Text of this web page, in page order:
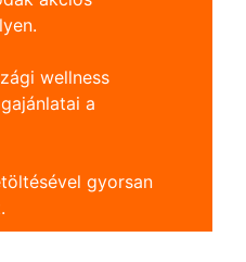
wellness
a
gyorsan